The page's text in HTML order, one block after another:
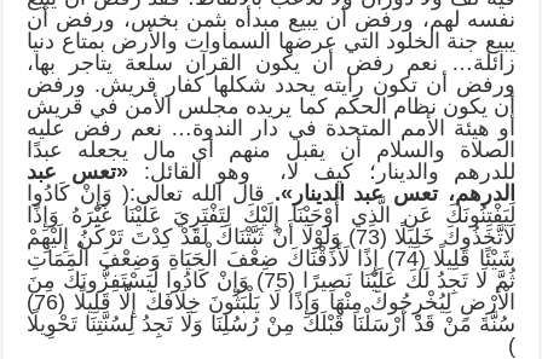
نفسه لهم، ورفض أن يبيع مبدأه بثمن بخس، ورفض أن
يبيع جنة الخلود التي عرضها السماوات والأرض بمتاع دنيا
زائلة… نعم رفض أن يكون القرآن سلعة يتاجر بها،
ورفض أن تكون رايته يحدد شكلها كفار قريش. ورفض
أن يكون نظام الحكم كما يريده مجلس الأمن في قريش
أو هيئة الأمم المتحدة في دار الندوة… نعم رفض عليه
الصلاة والسلام أن يقبل منهم أي مال يجعله عبدًا
للدرهم والدينار؛ كيف لا، وهو القائل: «تعس عبد
الدرهم، تعس عبد الدينار». قال الله تعالى:( وَإِنْ كَادُوا
لَيَفْتِنُونَكَ عَنِ الَّذِي أَوْحَيْنَا إِلَيْكَ لِتَفْتَرِيَ عَلَيْنَا غَيْرَهُ وَإِذًا
لَاتَّخَذُوكَ خَلِيلًا (73) وَلَوْلَا أَنْ ثَبَّتْنَاكَ لَقَدْ كِدْتَ تَرْكَنُ إِلَيْهِمْ
شَيْئًا قَلِيلًا (74) إِذًا لَأَذَقْنَاكَ ضِعْفَ الْحَيَاةِ وَضِعْفَ الْمَمَاتِ
ثُمَّ لَا تَجِدُ لَكَ عَلَيْنَا نَصِيرًا (75) وَإِنْ كَادُوا لَيَسْتَفِزُّونَكَ مِنَ
الْأَرْضِ لِيُخْرِجُوكَ مِنْهَا وَإِذًا لَا يَلْبَثُونَ خِلَافَكَ إِلَّا قَلِيلًا (76)
سُنَّةَ مَنْ قَدْ أَرْسَلْنَا قَبْلَكَ مِنْ رُسُلِنَا وَلَا تَجِدُ لِسُنَّتِنَا تَحْوِيلًا
)